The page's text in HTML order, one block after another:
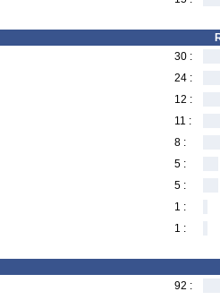
30 :
24 :
12 :
11 :
8 :
5 :
5 :
1 :
1 :
92 :